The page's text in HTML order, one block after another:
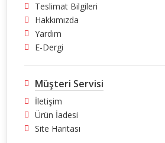
Teslimat Bilgileri
Hakkımızda
Yardım
E-Dergi
Müşteri Servisi
İletişim
Ürün İadesi
Site Haritası